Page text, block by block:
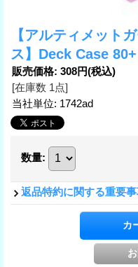
【アルティメット
ス】Deck Case
販売価格: 308円(税込)
[在庫数 1点]
当社単位: 1742ad
数量:
返品特約に関する重要